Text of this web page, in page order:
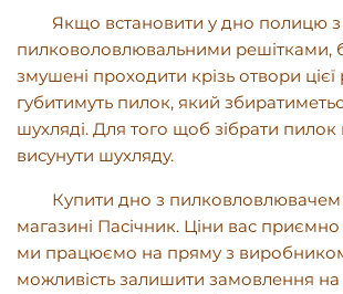
Якщо встановити у дно полицю з
пилковоловлювальними решітками,
змушені проходити крізь отвори цієї
губитимуть пилок, який
шухляді. Для того щоб зібрати
висунути шухляду.
Купити дно з
магазині Пасічник. Ціни вас
ми працюємо на пряму з
можливість залишити замовлення на